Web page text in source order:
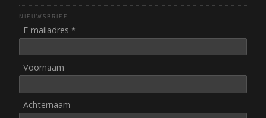
NIEUWSBRIEF
E-mailadres *
Voornaam
Achternaam